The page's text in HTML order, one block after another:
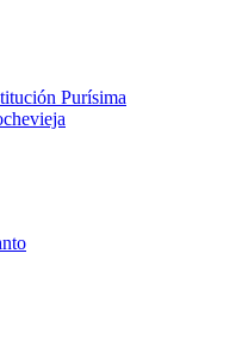
Purísima